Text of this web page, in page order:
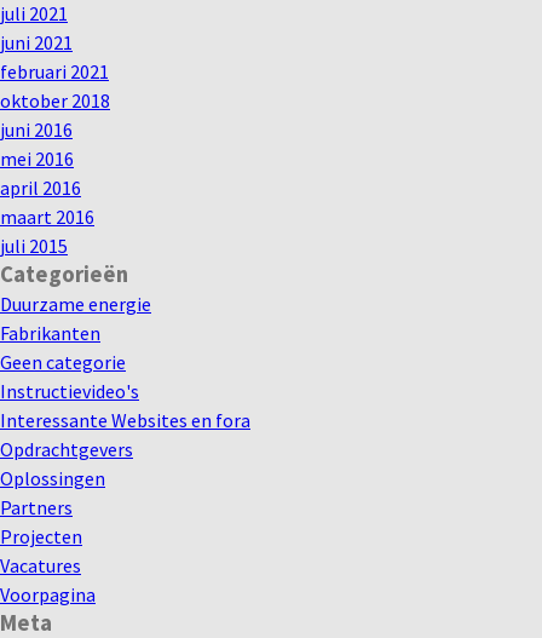
juli 2021
juni 2021
februari 2021
oktober 2018
juni 2016
mei 2016
april 2016
maart 2016
juli 2015
Categorieën
Duurzame energie
Fabrikanten
Geen categorie
Instructievideo's
Interessante Websites en fora
Opdrachtgevers
Oplossingen
Partners
Projecten
Vacatures
Voorpagina
Meta